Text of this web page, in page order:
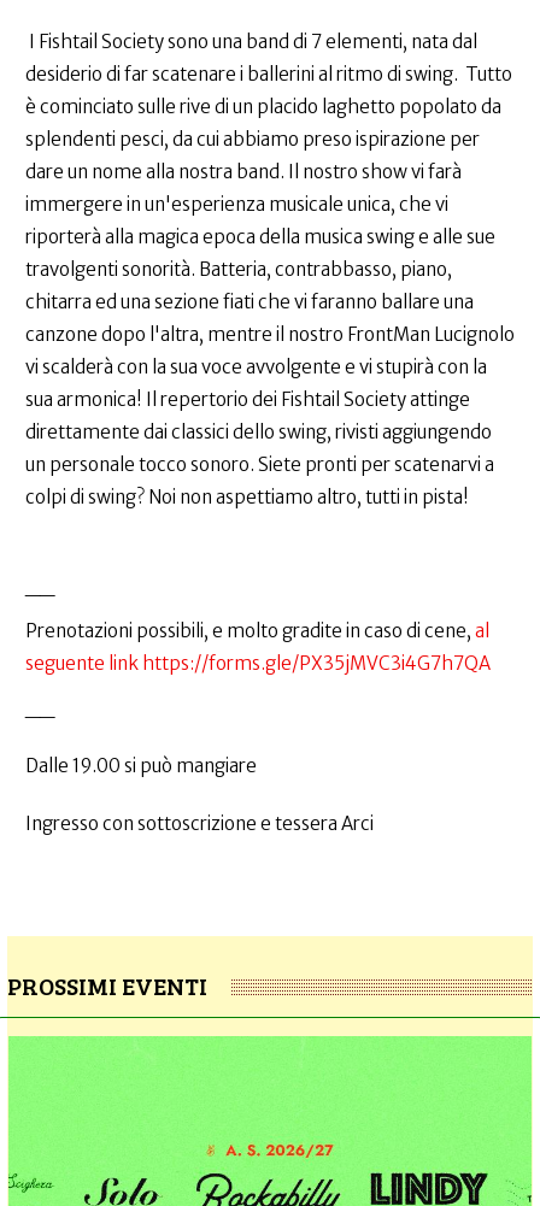
I Fishtail Society sono una band di 7 elementi, nata dal
desiderio di far scatenare i ballerini al ritmo di swing. Tutto
è cominciato sulle rive di un placido laghetto popolato da
splendenti pesci, da cui abbiamo preso ispirazione per
dare un nome alla nostra band. Il nostro show vi farà
immergere in un'esperienza musicale unica, che vi
riporterà alla magica epoca della musica swing e alle sue
travolgenti sonorità. Batteria, contrabbasso, piano,
chitarra ed una sezione fiati che vi faranno ballare una
canzone dopo l'altra, mentre il nostro FrontMan Lucignolo
vi scalderà con la sua voce avvolgente e vi stupirà con la
sua armonica! Il repertorio dei Fishtail Society attinge
direttamente dai classici dello swing, rivisti aggiungendo
un personale tocco sonoro. Siete pronti per scatenarvi a
colpi di swing? Noi non aspettiamo altro, tutti in pista!
Prenotazioni possibili, e molto gradite in caso di cene, al
seguente link https://forms.gle/PX35jMVC3i4G7h7QA
Dalle 19.00 si può mangiare
Ingresso con sottoscrizione e tessera Arci
PROSSIMI EVENTI